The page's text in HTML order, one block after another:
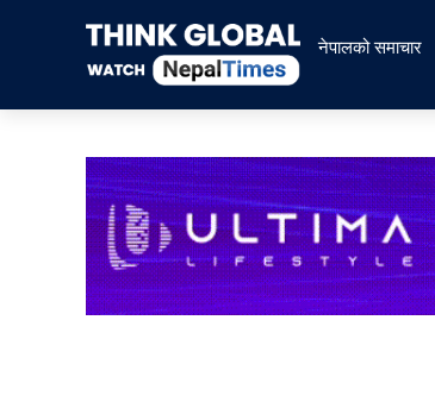
नेपालको समाचार